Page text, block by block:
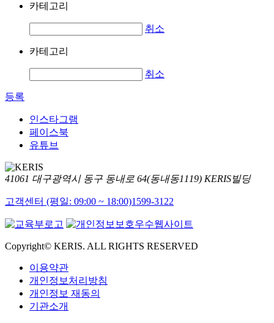
카테고리
취소
카테고리
취소
등록
인스타그램
페이스북
유튜브
41061 대구광역시 동구 동내로 64(동내동1119) KERIS빌딩
고객센터 (평일: 09:00 ~ 18:00)1599-3122
Copyright© KERIS. ALL RIGHTS RESERVED
이용약관
개인정보처리방침
개인정보 재동의
기관소개